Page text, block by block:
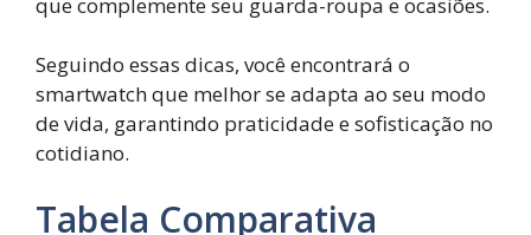
Seguindo essas dicas, você encontrará o
smartwatch que melhor se adapta ao seu modo
de vida, garantindo praticidade e sofisticação no
cotidiano.
Tabela Comparativa